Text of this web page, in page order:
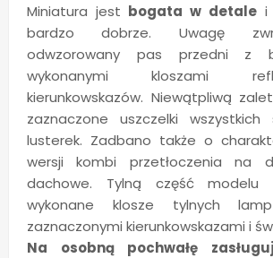
Miniatura jest bogata w detale i
bardzo dobrze. Uwagę
odwzorowany pas przedni z
wykonanymi kloszami
kierunkowskazów. Niewątpliwą
zaznaczone uszczelki
lusterek. Zadbano także o
wersji kombi przetłoczenia na
dachowe. Tylną część modelu
wykonane klosze tylnych
zaznaczonymi kierunkowskazami i
Na osobną pochwałę